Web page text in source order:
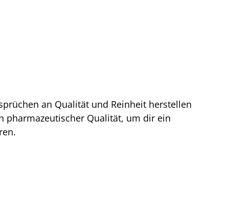
an Qualität und Reinheit herstellen
pharmazeutischer Qualität, um dir ein